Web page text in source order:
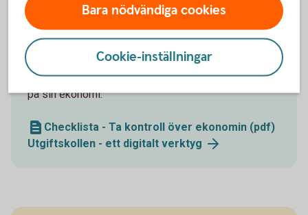
Ta kontroll över din ekonomi
Det finns både verktyg och knep för att få bättre koll
på sin ekonomi.
Checklista - Ta kontroll över ekonomin (pdf)
Utgiftskollen - ett digitalt verktyg
Bara nödvändiga cookies
Cookie-inställningar